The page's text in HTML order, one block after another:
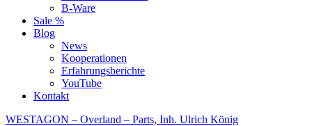
B-Ware
Sale %
Blog
News
Kooperationen
Erfahrungsberichte
YouTube
Kontakt
WESTAGON – Overland – Parts, Inh. Ulrich König